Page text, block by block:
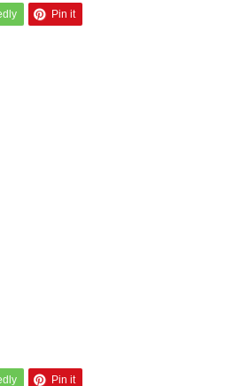
Pin it
Pin it